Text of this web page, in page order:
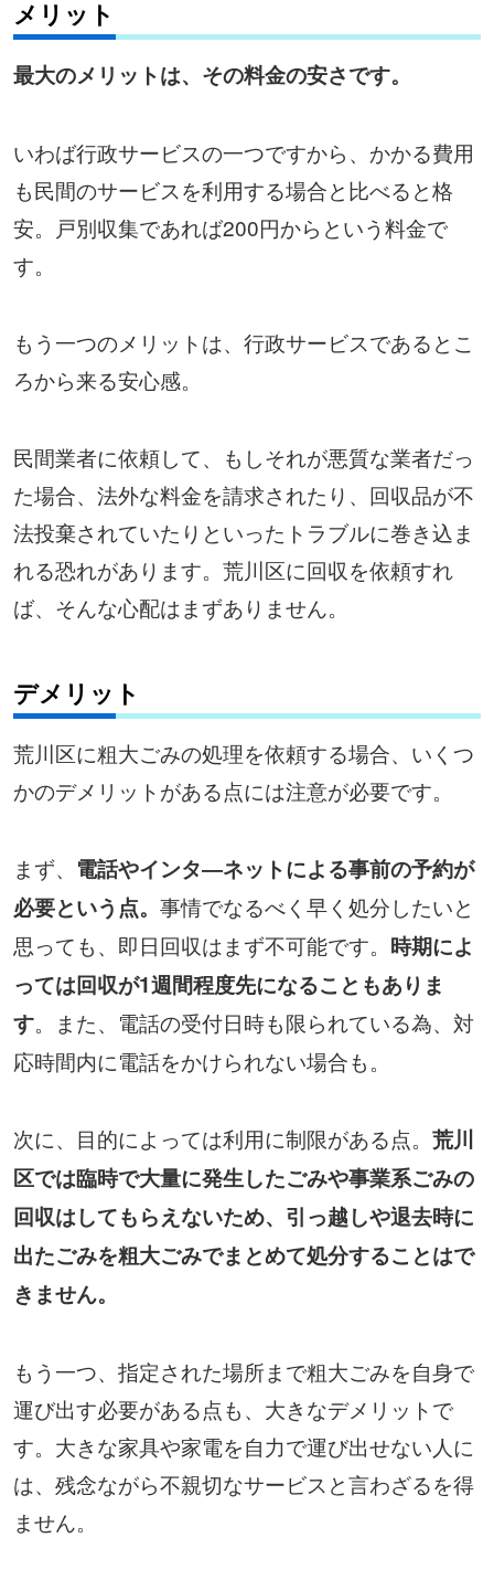
メリット
最大のメリットは、その料金の安さです。
いわば行政サービスの一つですから、かかる費用
も民間のサービスを利用する場合と比べると格
安。戸別収集であれば200円からという料金で
す。
もう一つのメリットは、行政サービスであるとこ
ろから来る安心感。
民間業者に依頼して、もしそれが悪質な業者だっ
た場合、法外な料金を請求されたり、回収品が不
法投棄されていたりといったトラブルに巻き込ま
れる恐れがあります。荒川区に回収を依頼すれ
ば、そんな心配はまずありません。
デメリット
荒川区に粗大ごみの処理を依頼する場合、いくつ
かのデメリットがある点には注意が必要です。
まず、 電話やインタ―ネットによる事前の予約が
必要という点。 事情でなるべく早く処分したいと
思っても、即日回収はまず不可能です。 時期によ
っては回収が1週間程度先になることもありま
す。また、電話の受付日時も限られている為、対
応時間内に電話をかけられない場合も。
次に、目的によっては利用に制限がある点。 荒川
区では臨時で大量に発生したごみや事業系ごみの
回収はしてもらえないため、引っ越しや退去時に
出たごみを粗大ごみでまとめて処分することはで
きません。
もう一つ、指定された場所まで粗大ごみを自身で
運び出す必要がある点も、大きなデメリットで
す。大きな家具や家電を自力で運び出せない人に
は、残念ながら不親切なサービスと言わざるを得
ません。